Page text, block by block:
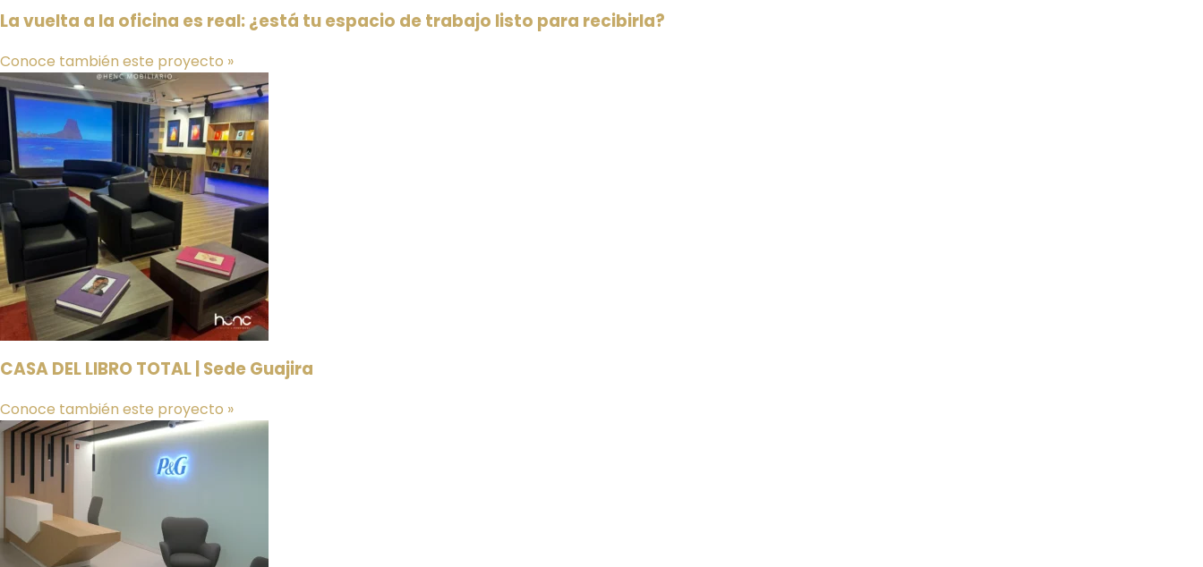
La vuelta a la oficina es real: ¿está tu espacio de trabajo listo para recibirla?
Conoce también este proyecto »
CASA DEL LIBRO TOTAL | Sede Guajira
Conoce también este proyecto »